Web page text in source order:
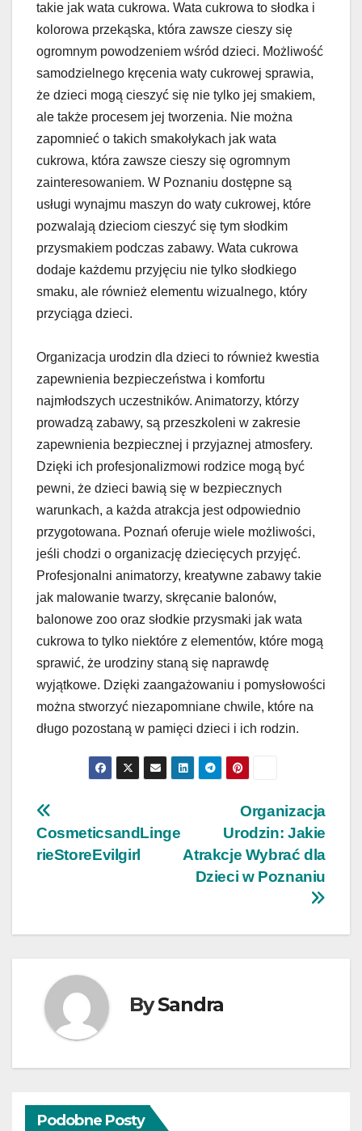
takie jak wata cukrowa. Wata cukrowa to słodka i
kolorowa przekąska, która zawsze cieszy się
ogromnym powodzeniem wśród dzieci. Możliwość
samodzielnego kręcenia waty cukrowej sprawia,
że dzieci mogą cieszyć się nie tylko jej smakiem,
ale także procesem jej tworzenia. Nie można
zapomnieć o takich smakołykach jak wata
cukrowa, która zawsze cieszy się ogromnym
zainteresowaniem. W Poznaniu dostępne są
usługi wynajmu maszyn do waty cukrowej, które
pozwalają dzieciom cieszyć się tym słodkim
przysmakiem podczas zabawy. Wata cukrowa
dodaje każdemu przyjęciu nie tylko słodkiego
smaku, ale również elementu wizualnego, który
przyciąga dzieci.
Organizacja urodzin dla dzieci to również kwestia
zapewnienia bezpieczeństwa i komfortu
najmłodszych uczestników. Animatorzy, którzy
prowadzą zabawy, są przeszkoleni w zakresie
zapewnienia bezpiecznej i przyjaznej atmosfery.
Dzięki ich profesjonalizmowi rodzice mogą być
pewni, że dzieci bawią się w bezpiecznych
warunkach, a każda atrakcja jest odpowiednio
przygotowana. Poznań oferuje wiele możliwości,
jeśli chodzi o organizację dziecięcych przyjęć.
Profesjonalni animatorzy, kreatywne zabawy takie
jak malowanie twarzy, skręcanie balonów,
balonowe zoo oraz słodkie przysmaki jak wata
cukrowa to tylko niektóre z elementów, które mogą
sprawić, że urodziny staną się naprawdę
wyjątkowe. Dzięki zaangażowaniu i pomysłowości
można stworzyć niezapomniane chwile, które na
długo pozostaną w pamięci dzieci i ich rodzin.
Nawigacja
wpisu
Organizacja
Urodzin: Jakie
Atrakcje Wybrać dla
Dzieci w Poznaniu
CosmeticsandLinge
rieStoreEvilgirl
BySandra
Podobne Posty